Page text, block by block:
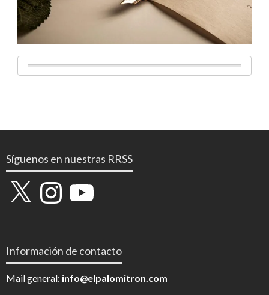
Síguenos en nuestras RRSS
X InstagramYouTube
Información de contacto
Mail general: info@elpalomitron.com